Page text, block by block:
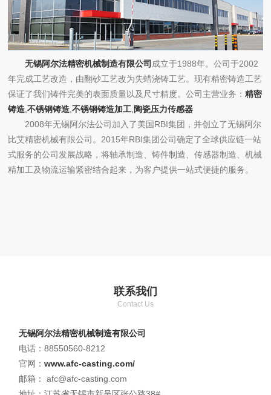
无锡阿尔法精密机械制造有限公司 成立于1988年。公司于2002
年完成工艺改造，由翻砂工艺改为失蜡浇铸工艺。现有精密铸造工艺
保证了我们铸件完美的表面质量以及尺寸精度。公司主营业务：精密
铸造,不锈钢铸造,不锈钢铸造加工,陶瓷压力传感器
2008年无锡阿尔法公司加入了美国RBI集团，并创立了无锡阿尔
比艾精密机械有限公司。2015年RBI集团公司确定了全球供应链一站
式服务的公司发展战略，将轴承制造、铸件制造、传感器制造、机械
精加工及物流运输紧密结合起来，为客户提供一站式便捷的服务。
联系我们
Contact Us
无锡阿尔法精密机械制造有限公司
电话：88550560-8212
官网：www.afc-casting.com/
邮箱： afc@afc-casting.com